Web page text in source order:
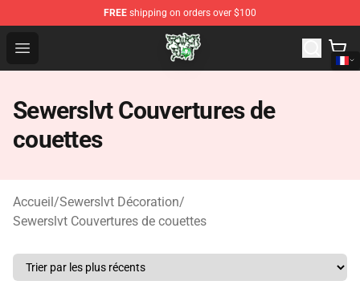
FREE shipping on orders over $100
Open menu
Sewerslvt Store - Official Sewerslvt Merchandise Shop
Sewerslvt Couvertures de
couettes
Accueil/Sewerslvt Décoration/
Sewerslvt Couvertures de couettes